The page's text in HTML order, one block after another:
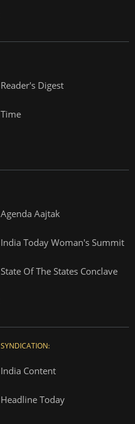
Reader's Digest
Time
Agenda Aajtak
India Today Woman's Summit
State Of The States Conclave
SYNDICATION:
India Content
Headline Today